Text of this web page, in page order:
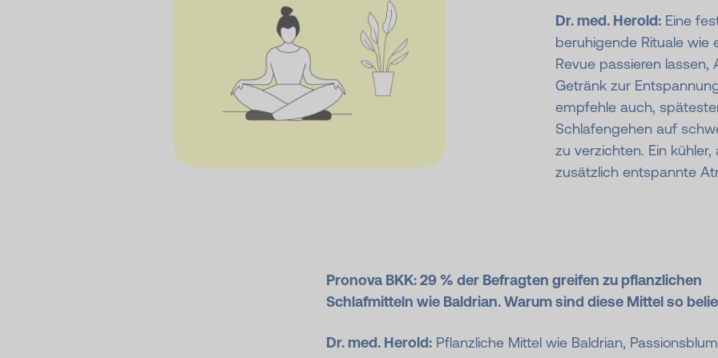
Dr. med. Herold: Eine
beruhigende Rituale wie
Revue passieren
Getränk zur
empfehle auch,
Schlafengehen auf
zu verzichten. Ein
zusätzlich entspannte
Pronova BKK: 29 % der Befragten greifen zu pflanzlichen
Schlafmitteln wie Baldrian. Warum sind diese Mittel so
Dr. med. Herold:Pflanzliche Mittel wie Baldrian,